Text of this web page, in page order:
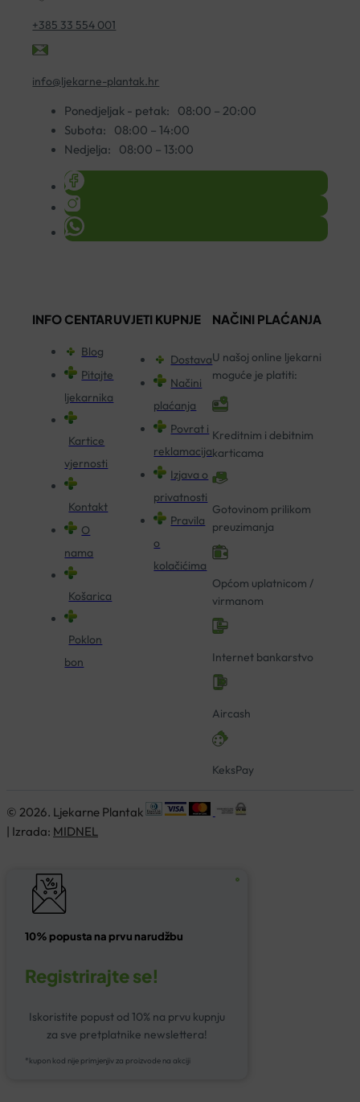
+385 33 554 001
info@ljekarne-plantak.hr
Ponedjeljak - petak:
08:00 – 20:00
Subota:
08:00 – 14:00
Nedjelja:
08:00 – 13:00
INFO CENTAR
Blog
Pitajte
ljekarnika
Kartice
vjernosti
Kontakt
O
nama
Košarica
Poklon
bon
UVJETI KUPNJE
Dostava
Načini
plaćanja
Povrat i
reklamacija
Izjava o
privatnosti
Pravila
o
kolačićima
NAČINI PLAĆANJA
U našoj online ljekarni
moguće je platiti:
Kreditnim i debitnim
karticama
Gotovinom prilikom
preuzimanja
Općom uplatnicom /
virmanom
Internet bankarstvo
Aircash
KeksPay
© 2026. Ljekarne Plantak
| Izrada: MIDNEL
10% popusta na prvu narudžbu
Registrirajte se!
Iskoristite popust od 10% na prvu kupnju
za sve pretplatnike newslettera!
*kupon kod nije primjenjiv za proizvode na akciji